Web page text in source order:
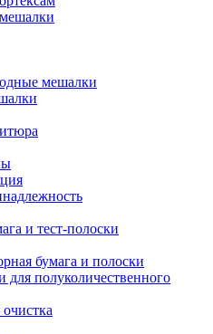
мешалки
и тест-полоски
бумага и полоски
для полуколичественного